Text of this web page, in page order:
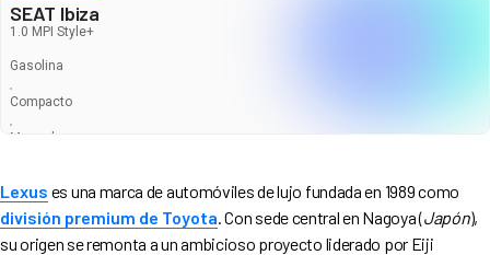
SEAT Ibiza
1.0 MPI Style+
Gasolina
Compacto
Manual
Lexus es una marca de automóviles de lujo fundada en 1989 como
división premium de Toyota. Con sede central en Nagoya (Japón),
su origen se remonta a un ambicioso proyecto liderado por Eiji